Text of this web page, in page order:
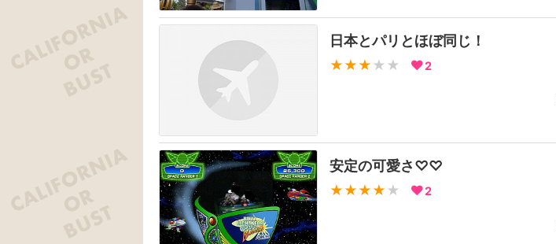
日本とパリとほぼ同じ！
★★★ ★★ 2
安定の可愛さ♡♡
★★★★ ★ 2